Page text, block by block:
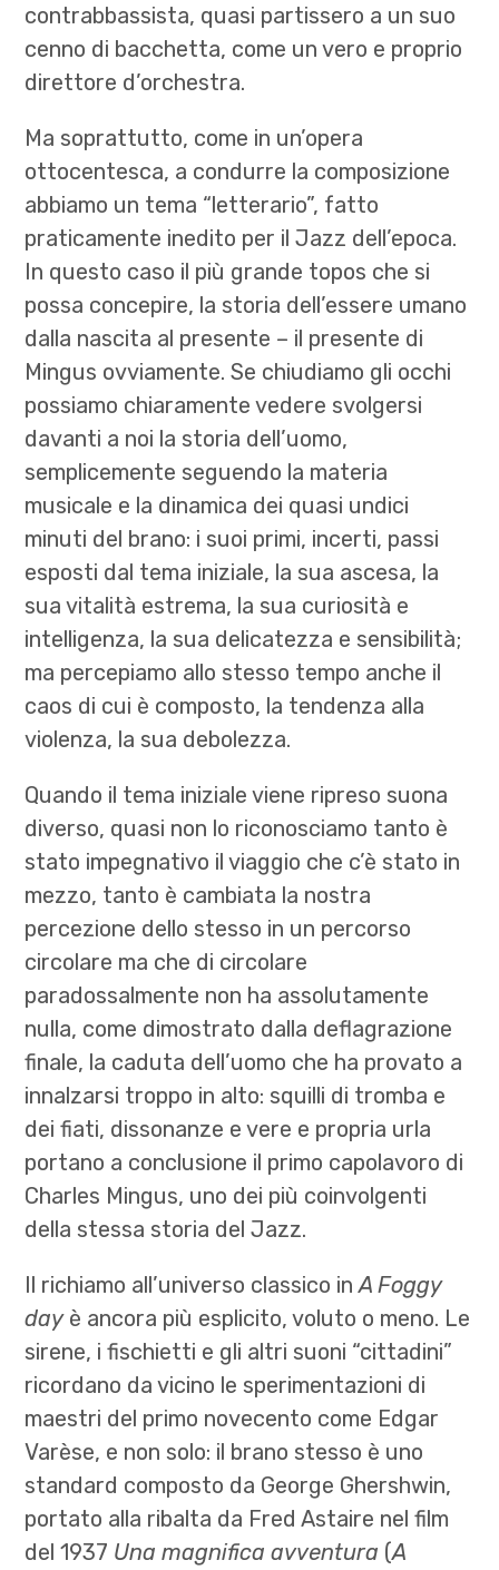
contrabbassista, quasi partissero a un suo
cenno di bacchetta, come un vero e proprio
direttore d’orchestra.
Ma soprattutto, come in un’opera
ottocentesca, a condurre la composizione
abbiamo un tema “letterario”, fatto
praticamente inedito per il Jazz dell’epoca.
In questo caso il più grande topos che si
possa concepire, la storia dell’essere umano
dalla nascita al presente – il presente di
Mingus ovviamente. Se chiudiamo gli occhi
possiamo chiaramente vedere svolgersi
davanti a noi la storia dell’uomo,
semplicemente seguendo la materia
musicale e la dinamica dei quasi undici
minuti del brano: i suoi primi, incerti, passi
esposti dal tema iniziale, la sua ascesa, la
sua vitalità estrema, la sua curiosità e
intelligenza, la sua delicatezza e sensibilità;
ma percepiamo allo stesso tempo anche il
caos di cui è composto, la tendenza alla
violenza, la sua debolezza.
Quando il tema iniziale viene ripreso suona
diverso, quasi non lo riconosciamo tanto è
stato impegnativo il viaggio che c’è stato in
mezzo, tanto è cambiata la nostra
percezione dello stesso in un percorso
circolare ma che di circolare
paradossalmente non ha assolutamente
nulla, come dimostrato dalla deflagrazione
finale, la caduta dell’uomo che ha provato a
innalzarsi troppo in alto: squilli di tromba e
dei fiati, dissonanze e vere e propria urla
portano a conclusione il primo capolavoro di
Charles Mingus, uno dei più coinvolgenti
della stessa storia del Jazz.
Il richiamo all’universo classico inA Foggy
dayè ancora più esplicito, voluto o meno. Le
sirene, i fischietti e gli altri suoni “cittadini”
ricordano da vicino le sperimentazioni di
maestri del primo novecento come Edgar
Varèse, e non solo: il brano stesso è uno
standard composto da George Ghershwin,
portato alla ribalta da Fred Astaire nel film
del 1937 Una magnifica avventura (A